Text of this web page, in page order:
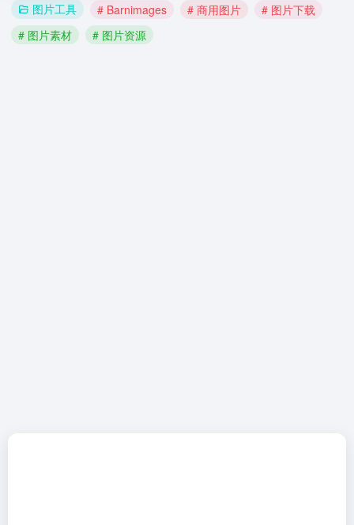
图片工具 # Barnimages # 商用图片
# 图片下载
# 图片素材
# 图片资源